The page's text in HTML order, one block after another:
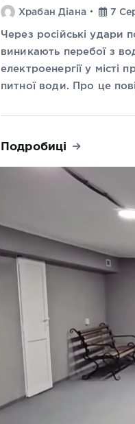
Храбан Діана 7
Через російські удари
виникають перебої з
електроенергії у місті
питної води. Про це
Подробиці